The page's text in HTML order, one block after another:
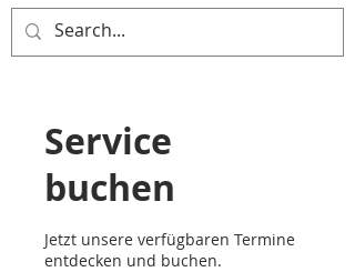
Service
buchen
Jetzt unsere verfügbaren Termine
entdecken und buchen.